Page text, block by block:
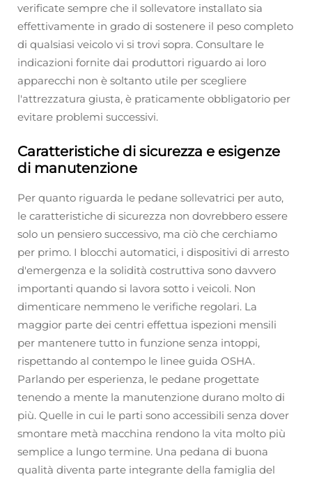
verificate sempre che il sollevatore installato sia
effettivamente in grado di sostenere il peso completo
di qualsiasi veicolo vi si trovi sopra. Consultare le
indicazioni fornite dai produttori riguardo ai loro
apparecchi non è soltanto utile per scegliere
l'attrezzatura giusta, è praticamente obbligatorio per
evitare problemi successivi.
Caratteristiche di sicurezza e esigenze
di manutenzione
Per quanto riguarda le pedane sollevatrici per auto,
le caratteristiche di sicurezza non dovrebbero essere
solo un pensiero successivo, ma ciò che cerchiamo
per primo. I blocchi automatici, i dispositivi di arresto
d'emergenza e la solidità costruttiva sono davvero
importanti quando si lavora sotto i veicoli. Non
dimenticare nemmeno le verifiche regolari. La
maggior parte dei centri effettua ispezioni mensili
per mantenere tutto in funzione senza intoppi,
rispettando al contempo le linee guida OSHA.
Parlando per esperienza, le pedane progettate
tenendo a mente la manutenzione durano molto di
più. Quelle in cui le parti sono accessibili senza dover
smontare metà macchina rendono la vita molto più
semplice a lungo termine. Una pedana di buona
qualità diventa parte integrante della famiglia del